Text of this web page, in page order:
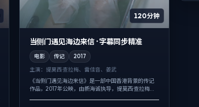
120分钟
当侧门遇见海边来信 · 字幕同步精准
电影 传记
2017
主演： 提莫西·查拉梅、雷佳音、姜武
《当侧门遇见海边来信》是一部中国香港背景的传记
作品，2017年公映，由新海诚执导，提莫西·查拉梅、